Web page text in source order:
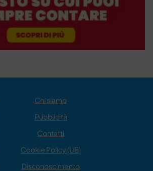
Chi siamo
Pubblicità
Contatti
Cookie Policy (UE)
Disconoscimento